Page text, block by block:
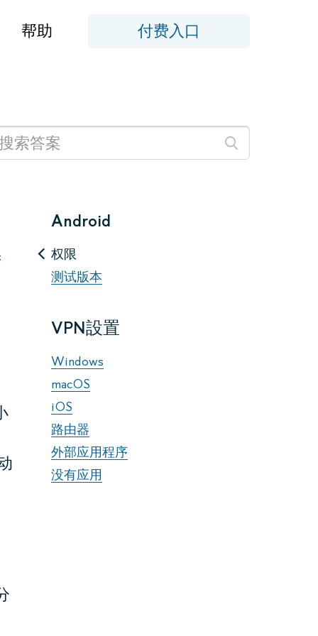
帮助 付费入口
Android
权限
测试版本
VPN設置
Windows
macOS
iOS
路由器
外部应用程序
没有应用